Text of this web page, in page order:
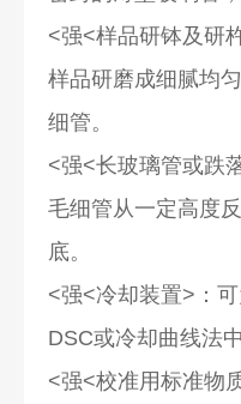
<强<样品研钵及研
样品研磨成细腻均
细管。
<强<长玻璃管或跌
毛细管从一定高度
底。
<强<冷却装置>：
DSC或冷却曲线法
<强<校准用标准物